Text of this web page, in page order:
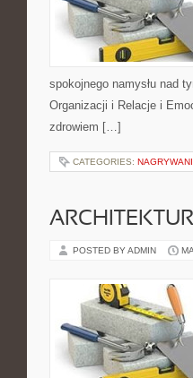
spokojnego namysłu nad
Organizacji i Relacje i
zdrowiem […]
CATEGORIES:
POSTED BY ADMIN